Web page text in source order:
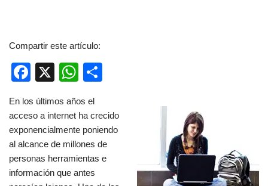
Compartir este artículo:
F
c
e
b
o
X
W
at
s
A
p
m
p
ar
tir
En los últimos años el
acceso a internet ha crecido
exponencialmente poniendo
al alcance de millones de
personas herramientas e
información que antes